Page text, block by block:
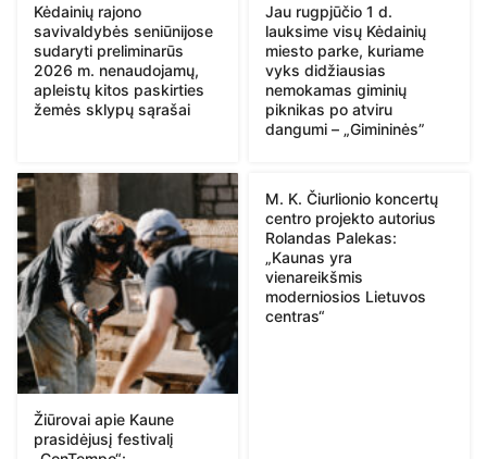
Kėdainių rajono
savivaldybės seniūnijose
sudaryti preliminarūs
2026 m. nenaudojamų,
apleistų kitos paskirties
žemės sklypų sąrašai
Jau rugpjūčio 1 d.
lauksime visų Kėdainių
miesto parke, kuriame
vyks didžiausias
nemokamas giminių
piknikas po atviru
dangumi – „Gimininės”
Žiūrovai apie Kaune
prasidėjusį festivalį
M. K. Čiurlionio koncertų
centro projekto autorius
Rolandas Palekas:
„Kaunas yra
vienareikšmis
moderniosios Lietuvos
centras“